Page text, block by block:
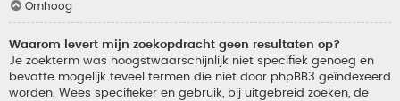
Omhoog
Waarom levert mijn zoekopdracht geen resultaten op?
Je zoekterm was hoogstwaarschijnlijk niet specifiek genoeg en
bevatte mogelijk teveel termen die niet door phpBB3 geïndexeerd
worden. Wees specifieker en gebruik, bij uitgebreid zoeken, de